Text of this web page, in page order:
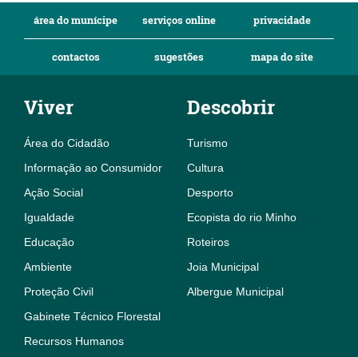
área do munícipe serviços online privacidade
contactos sugestões mapa do site
Viver
Área do Cidadão
Informação ao Consumidor
Ação Social
Igualdade
Educação
Ambiente
Proteção Civil
Gabinete Técnico Florestal
Recursos Humanos
Descobrir
Turismo
Cultura
Desporto
Ecopista do rio Minho
Roteiros
Joia Municipal
Albergue Municipal